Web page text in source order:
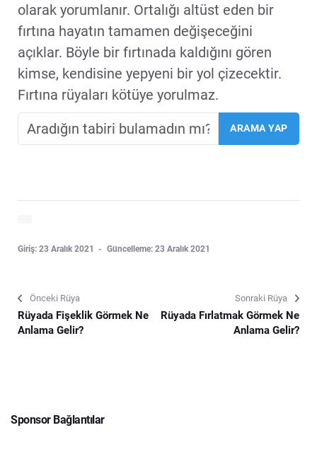
olarak yorumlanır. Ortalığı altüst eden bir
fırtına hayatın tamamen değişeceğini
açıklar. Böyle bir fırtınada kaldığını gören
kimse, kendisine yepyeni bir yol çizecektir.
Fırtına rüyaları kötüye yorulmaz.
Giriş: 23 Aralık 2021 Güncelleme: 23 Aralık 2021
Önceki Rüya
Rüyada Fişeklik Görmek Ne
Anlama Gelir?
Sonraki Rüya
Rüyada Fırlatmak Görmek Ne
Anlama Gelir?
Sponsor Bağlantılar